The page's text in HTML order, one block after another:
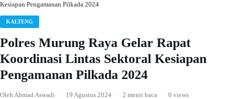
Kesiapan Pengamanan Pilkada 2024
KALTENG
Polres Murung Raya Gelar Rapat
Koordinasi Lintas Sektoral Kesiapan
Pengamanan Pilkada 2024
Oleh Ahmad Aswadi · 19 Agustus 2024 · 2 menit baca · 0 views